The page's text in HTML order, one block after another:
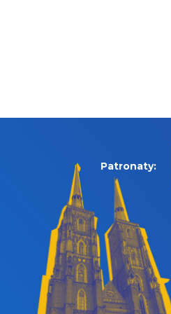
Patronaty: